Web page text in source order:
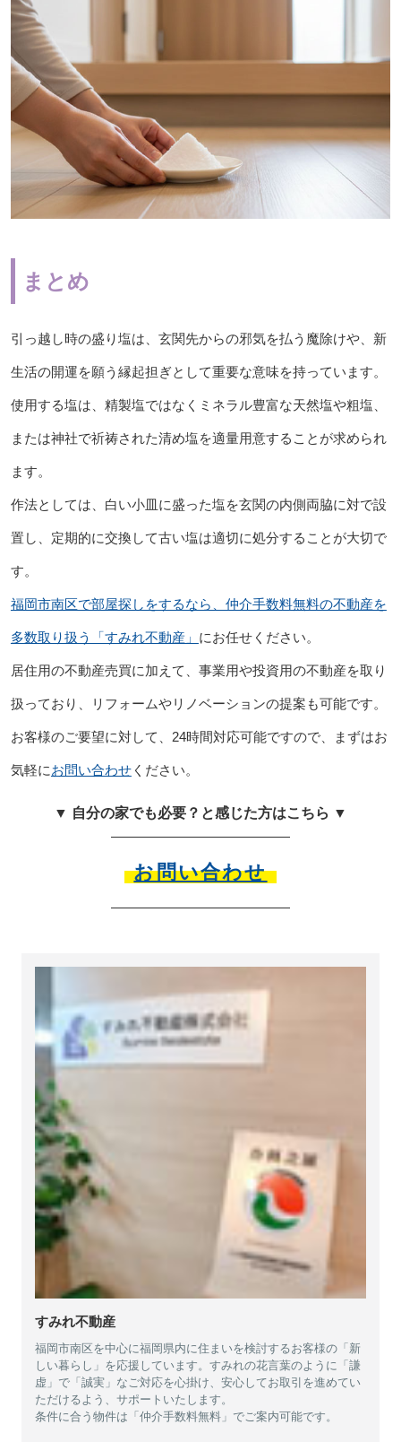
まとめ
引っ越し時の盛り塩は、玄関先からの邪気を払う魔除けや、新
生活の開運を願う縁起担ぎとして重要な意味を持っています。
使用する塩は、精製塩ではなくミネラル豊富な天然塩や粗塩、
または神社で祈祷された清め塩を適量用意することが求められ
ます。
作法としては、白い小皿に盛った塩を玄関の内側両脇に対で設
置し、定期的に交換して古い塩は適切に処分することが大切で
す。
福岡市南区で部屋探しをするなら、仲介手数料無料の不動産を
多数取り扱う「すみれ不動産」 にお任せください。
居住用の不動産売買に加えて、事業用や投資用の不動産を取り
扱っており、リフォームやリノベーションの提案も可能です。
お客様のご要望に対して、24時間対応可能ですので、まずはお
気軽にお問い合わせください。
▼ 自分の家でも必要？と感じた方はこちら ▼
お問い合わせ
すみれ不動産
福岡市南区を中心に福岡県内に住まいを検討するお客様の「新
しい暮らし」を応援しています。すみれの花言葉のように「謙
虚」で「誠実」なご対応を心掛け、安心してお取引を進めてい
ただけるよう、サポートいたします。
条件に合う物件は「仲介手数料無料」でご案内可能です。